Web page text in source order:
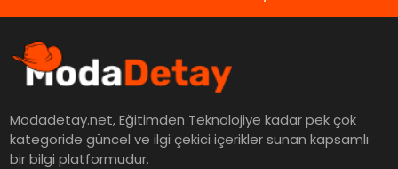
Modadetay.net, Eğitimden Teknolojiye kadar pek çok
kategoride güncel ve ilgi çekici içerikler sunan kapsamlı
bir bilgi platformudur.